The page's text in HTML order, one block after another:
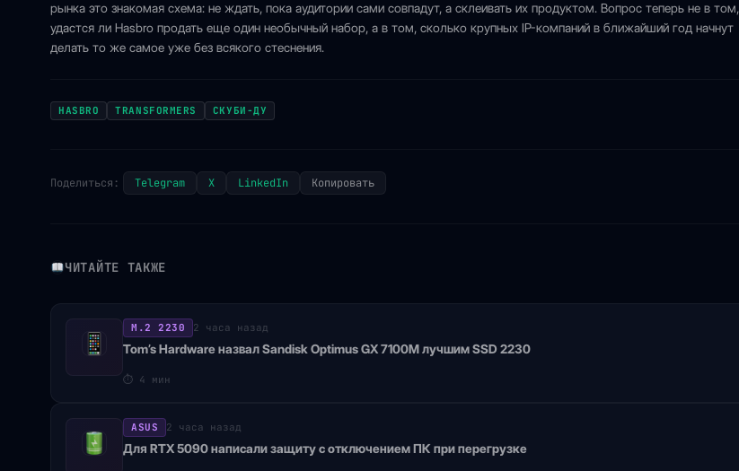
рынка это знакомая схема: не ждать, пока аудитории сами совпадут, а склеивать их продуктом. Вопрос теперь не в том,
удастся ли Hasbro продать еще один необычный набор, а в том, сколько крупных IP-компаний в ближайший год начнут
делать то же самое уже без всякого стеснения.
HASBRO TRANSFORMERS СКУБИ-ДУ
Поделиться: Telegram X LinkedIn Копировать
ЧИТАЙТЕ ТАКЖЕ
M.2 2230 2 часа назад
Tom’s Hardware назвал Sandisk Optimus GX 7100M лучшим SSD 2230
⏱ 4 мин
ASUS 2 часа назад
Для RTX 5090 написали защиту с отключением ПК при перегрузке